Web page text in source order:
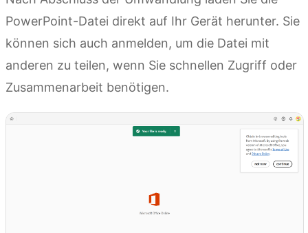
PowerPoint-Datei direkt auf Ihr Gerät herunter. Sie
können sich auch anmelden, um die Datei mit
anderen zu teilen, wenn Sie schnellen Zugriff oder
Zusammenarbeit benötigen.